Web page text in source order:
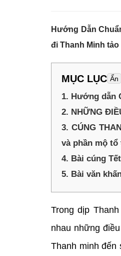
Hướng Dẫn
đi Thanh Minh
MỤC LỤC Ẩn
1. Hướng dẫn
2. NHỮNG
3. CÚNG
và phần mộ tổ
4. Bài cúng
5. Bài văn
Trong dịp
nhau những
Thanh minh đến